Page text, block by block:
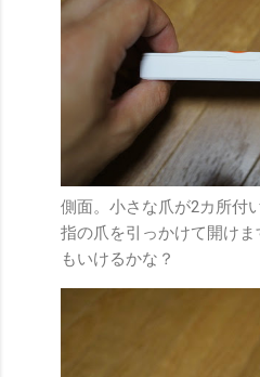
側面。小さな爪が2カ所付
指の爪を引っかけて開け
もいけるかな？